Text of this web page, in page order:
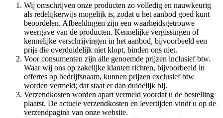
Wij omschrijven onze producten zo volledig en nauwkeurig
als redelijkerwijs mogelijk is, zodat u het aanbod goed kunt
beoordelen. Afbeeldingen zijn een waarheidsgetrouwe
weergave van de producten. Kennelijke vergissingen of
kennelijke verschrijvingen in het aanbod, bijvoorbeeld een
prijs die overduidelijk niet klopt, binden ons niet.
Voor consumenten zijn alle genoemde prijzen inclusief btw.
Waar wij ons op zakelijke klanten richten, bijvoorbeeld in
offertes op bedrijfsnaam, kunnen prijzen exclusief btw
worden vermeld; dat staat er dan duidelijk bij.
Verzendkosten worden apart vermeld voordat u de bestelling
plaatst. De actuele verzendkosten en levertijden vindt u op de
verzendpagina van onze website.